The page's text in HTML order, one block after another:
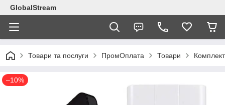
GlobalStream
Товари та послуги ПромОплата Товари
–10%